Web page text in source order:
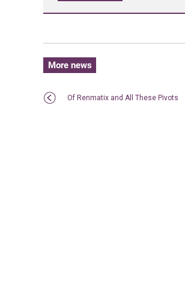
More news
Of Renmatix and All These Pivots